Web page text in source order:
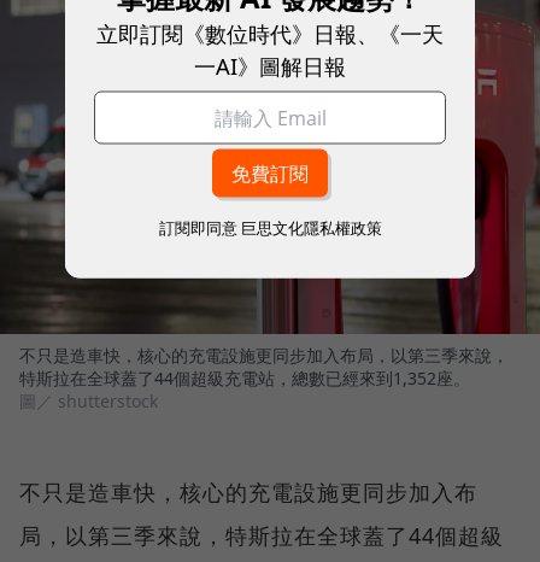
不只是造車快，核心的充電設施更同步加入布局，以第三季來說，
特斯拉在全球蓋了44個超級充電站，總數已經來到1,352座。
圖／ shutterstock
不只是造車快，核心的充電設施更同步加入布
局，以第三季來說，特斯拉在全球蓋了44個超級
立即訂閱《數位時代》日報、《一天
一AI》圖解日報
訂閱即同意 巨思文化隱私權政策